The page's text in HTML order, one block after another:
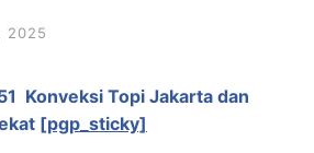
2025
Konveksi Topi Jakarta dan
[pgp_sticky]